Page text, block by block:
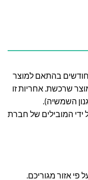
חברת לה גן מעניקה אחריות בין 12 – 36 חודשים בהתאם למוצר
שרכשת. אחריות זו
השמשיה).
ידי המובילים של חברת